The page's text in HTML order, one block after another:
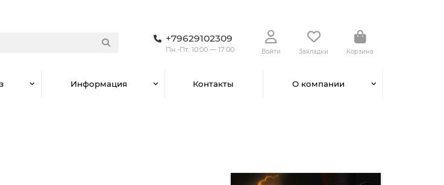
+79629102309
Пн.-Пт.: 10:00 — 17:00 Войти Закладки Корзина
Информация Контакты О компании